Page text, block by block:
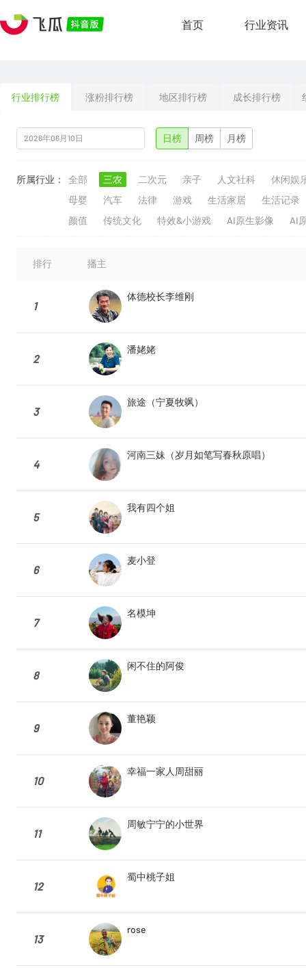
首页 行业资讯
行业排行榜 涨粉排行榜 地区排行榜 成长排行榜
日榜 周榜 月榜
所属行业： 全部 三农 二次元 亲子 人文社科
休闲娱
母婴
汽车 法律 游戏 生活家居
生活记录
颜值
传统文化 特效&小游戏 AI原生影像 AI
排行 播主
1
体德校长李维刚
2
潘姥姥
3
旅途（宁夏牧飒）
4
河南三妹（岁月如笔写春秋原唱）
5
我有四个姐
6
麦小登
7
名模坤
8
闲不住的阿俊
9
董艳颖
10
幸福一家人周甜丽
11
周敏宁宁的小世界
12
蜀中桃子姐
13
rose